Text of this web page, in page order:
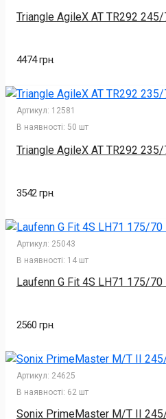
Triangle AgileX AT TR292
4474 грн.
Артикул: 12581
В наявності: 50 шт
Triangle AgileX AT TR292
3542 грн.
Артикул: 25043
В наявності: 14 шт
Laufenn G Fit 4S LH71 175/70
2560 грн.
Артикул: 24625
В наявності: 62 шт
Sonix PrimeMaster M/T II